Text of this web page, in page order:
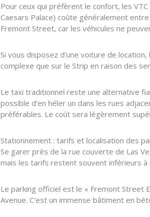
Pour ceux qui préfèrent le confort, les
Caesars Palace) coûte généralement
Fremont Street, car les véhicules ne
Si vous disposez d’une voiture de
complexe que sur le Strip en raison des
Le taxi traditionnel reste une alternative
possible d’en héler un dans les rues
préférables. Le coût sera légèrement
Stationnement : tarifs et localisation des
Se garer près de la rue couverte de Las
mais les tarifs restent souvent inférieurs
Le parking officiel est le « Fremont Street
Avenue. C’est un immense bâtiment en